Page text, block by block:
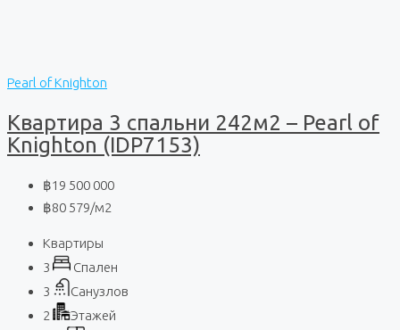
Pearl of Knighton
Квартира 3 спальни 242м2 – Pearl of
Knighton (IDP7153)
฿19 500 000
฿80 579/м2
Квартиры
3
Спален
3
Санузлов
2
Этажей